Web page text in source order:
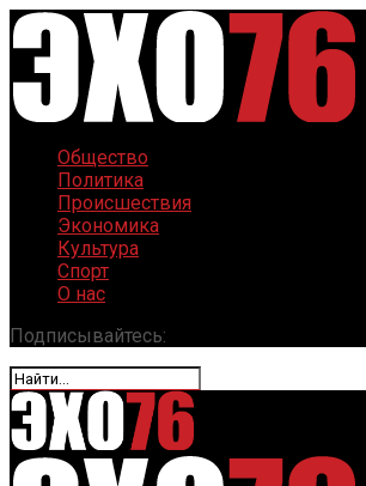
Общество
Политика
Происшествия
Экономика
Культура
Спорт
О нас
Подписывайтесь: